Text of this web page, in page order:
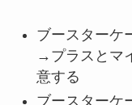
ブースターケ
→プラスとマ
意する
ブースターケ